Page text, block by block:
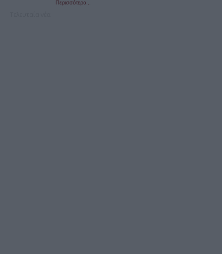
Περισσότερα...